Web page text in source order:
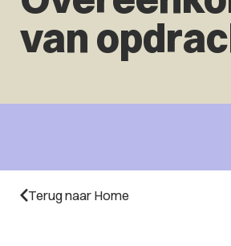
van
Terug naar Home